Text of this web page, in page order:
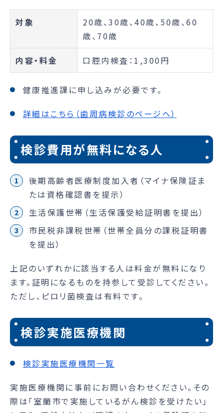
対象
20歳、30歳、40歳、50歳、60
歳、70歳
内容・料金 口腔内検査：1,300円
健康推進課に申し込みが必要です。
詳細はこちら（歯周病検診のページへ）
検診費用が無料になる人
後期高齢者医療制度加入者（マイナ保険証ま
たは資格確認書を提示）
生活保護世帯（生活保護受給証明書を提出）
市民税非課税世帯（世帯全員分の課税証明書
を提出）
上記のいずれかに該当する人は料金が無料になり
ます。証明になるものを持参して受診してください。
ただし、ピロリ菌検査は有料です。
検診実施医療機関
検診実施医療機関一覧
実施医療機関に事前にお問い合わせください。その
際は「室蘭市で実施しているがん検診を受けたい」